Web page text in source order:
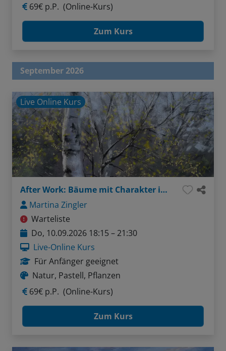
69€ p.P. (Online-Kurs)
Zum Kurs
September 2026
Live Online Kurs
After Work: Bäume mit Charakter in Pastell
Martina Zingler
Warteliste
Do, 10.09.2026 18:15 – 21:30
Live-Online Kurs
Für Anfänger geeignet
Natur, Pastell, Pflanzen
69€ p.P. (Online-Kurs)
Zum Kurs